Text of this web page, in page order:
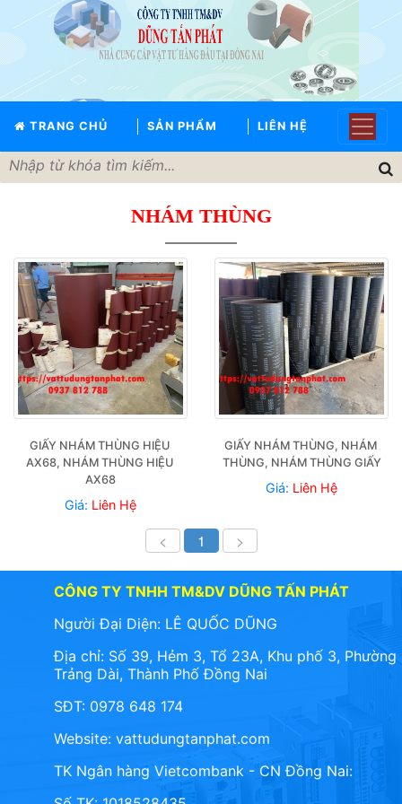
TRANG CHỦ SẢN PHẨM LIÊN HỆ
TRANG
CHỦ
GIỚI
SẢN
PHẨM
TIN
TỨC
LIÊN
HỆ
NHÁM THÙNG
GIẤY NHÁM THÙNG HIỆU
AX68, NHÁM THÙNG HIỆU
AX68
Giá: Liên Hệ
GIẤY NHÁM THÙNG, NHÁM
THÙNG, NHÁM THÙNG GIẤY
Giá: Liên Hệ
< 1 >
CÔNG TY TNHH TM&DV DŨNG TẤN PHÁT
Người Đại Diện: LÊ QUỐC DŨNG
Địa chỉ: Số 39, Hẻm 3, Tổ 23A, Khu phố 3, Phường
Trảng Dài, Thành Phố Đồng Nai
SĐT: 0978 648 174
Website: vattudungtanphat.com
TK Ngân hàng Vietcombank - CN Đồng Nai: